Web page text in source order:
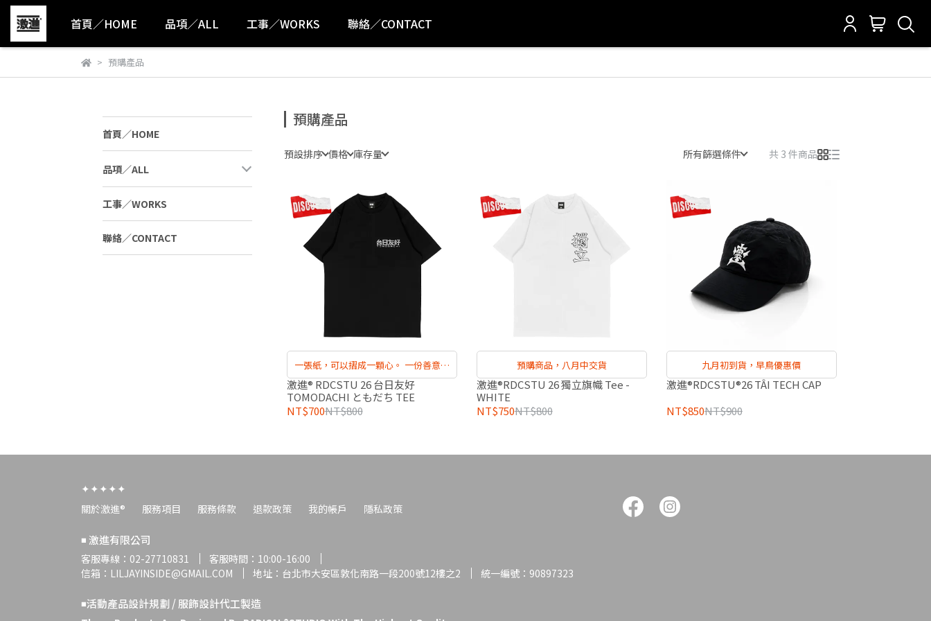
首頁／HOME 品項／ALL 工事／WORKS 聯絡／CONTACT
預購產品
首頁／HOME
品項／ALL
工事／WORKS
聯絡／CONTACT
預購產品
預設排序 價格 庫存量 所有篩選條件 共 3 件商品
一張紙，可以摺成一顆心。 一份善意，
可以跨越海洋。
激進® RDCSTU 26 台日友好
TOMODACHI ともだち TEE
NT$700NT$800
預購商品，八月中交貨
激進®RDCSTU 26 獨立旗幟 Tee -
WHITE
NT$750NT$800
九月初到貨，早鳥優惠價
激進®RDCSTU®26 TÂI TECH CAP
NT$850NT$900
✦✦✦✦✦
關於激進® 服務項目 服務條款 退款政策 我的帳戶 隱私政策
◾️ 激進有限公司
客服專線：02-27710831
客服時間：10:00-16:00
信箱：LILJAYINSIDE@GMAIL.COM
地址：台北市大安區敦化南路一段200號12樓之2 統一編號：90897323
◾️活動產品設計規劃 / 服飾設計代工製造